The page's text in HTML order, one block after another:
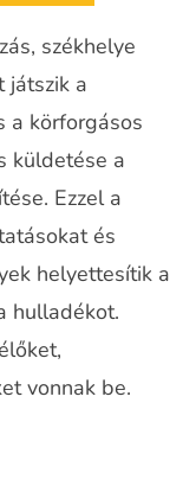
székhelye
játszik a
a körforgásos
küldetése a
Ezzel a
és
helyettesítik a
hulladékot.
vonnak be.